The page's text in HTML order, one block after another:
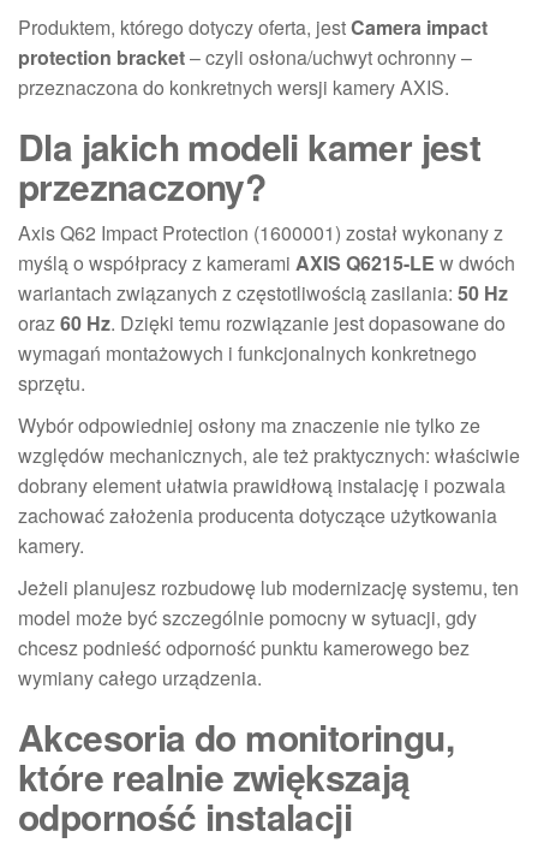
Produktem, którego dotyczy oferta, jestCamera impact
protection bracket– czyli osłona/uchwyt ochronny –
przeznaczona do konkretnych wersji kamery AXIS.
Dla jakich modeli kamer jest
przeznaczony?
Axis Q62 Impact Protection (1600001) został wykonany z
myślą o współpracy z kamerami AXIS Q6215-LE w dwóch
wariantach związanych z częstotliwością zasilania: 50 Hz
oraz60 Hz. Dzięki temu rozwiązanie jest dopasowane do
wymagań montażowych i funkcjonalnych konkretnego
sprzętu.
Wybór odpowiedniej osłony ma znaczenie nie tylko ze
względów mechanicznych, ale też praktycznych: właściwie
dobrany element ułatwia prawidłową instalację i pozwala
zachować założenia producenta dotyczące użytkowania
kamery.
Jeżeli planujesz rozbudowę lub modernizację systemu, ten
model może być szczególnie pomocny w sytuacji, gdy
chcesz podnieść odporność punktu kamerowego bez
wymiany całego urządzenia.
Akcesoria do monitoringu,
które realnie zwiększają
odporność instalacji